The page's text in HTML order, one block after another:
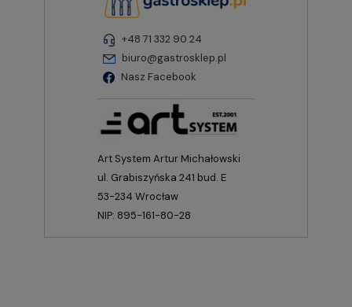
+48 71 332 90 24
biuro@gastrosklep.pl
Nasz Facebook
Art System Artur Michałowski
ul. Grabiszyńska 241 bud. E
53-234 Wrocław
NIP: 895-161-80-28